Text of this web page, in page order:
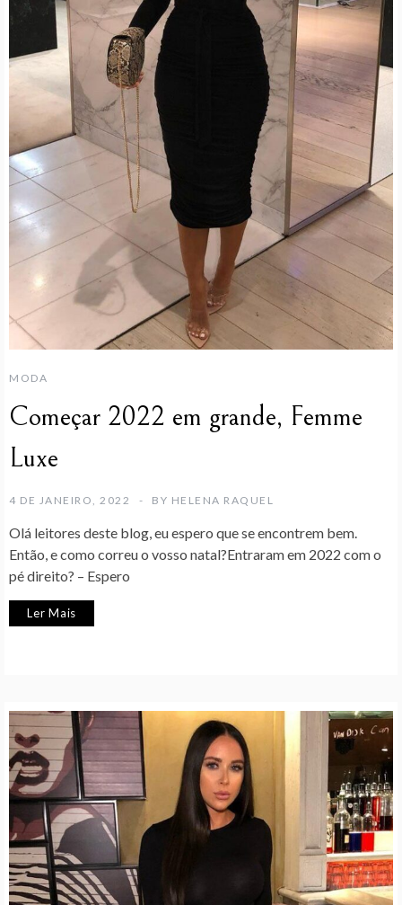
MODA
Começar 2022 em grande, Femme
Luxe
4 DE JANEIRO, 2022 BY HELENA RAQUEL
Olá leitores deste blog, eu espero que se encontrem bem.
Então, e como correu o vosso natal?Entraram em 2022 com o
pé direito? – Espero
Ler Mais